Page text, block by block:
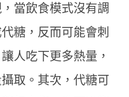
當飲食模式沒有調
糖，反而可能會刺
人吃下更多熱量，
取。其次，代糖可